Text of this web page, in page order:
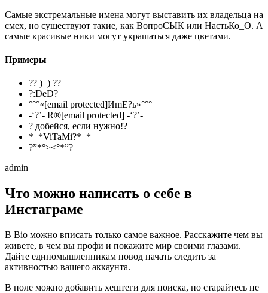
Самые экстремальные имена могут выставить их владельца на
смех, но существуют такие, как ВопроСЫК или НастьКо_О. А
самые красивые ники могут украшаться даже цветами.
Примеры
?? )_) ??
?:DеD?
°°°«[email protected]ИmЕ?ь»°°°
-‘?’- R®[email protected] -‘?’-
? добейся, если нужно!?
*_*ViTaMi?*_*
?”*°><°*”?
admin
Что можно написать о себе в
Инстаграме
В Bio можно вписать только самое важное. Расскажите чем вы
живете, в чем вы профи и покажите мир своими глазами.
Дайте единомышленникам повод начать следить за
активностью вашего аккаунта.
В поле можно добавить хештеги для поиска, но старайтесь не